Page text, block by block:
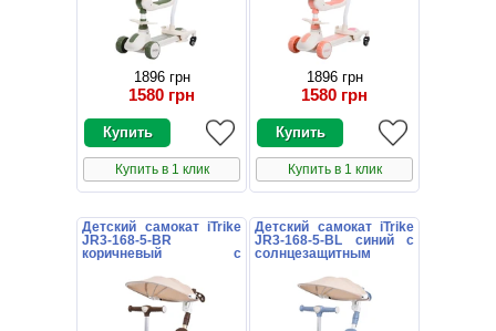
1896 грн
1580 грн
Купить в 1 клик
1896 грн
1580 грн
Купить в 1 клик
Детский самокат iTrike
JR3-168-5-BR
коричневый с
козырьком
Детский самокат iTrike
JR3-168-5-BL синий с
солнцезащитным